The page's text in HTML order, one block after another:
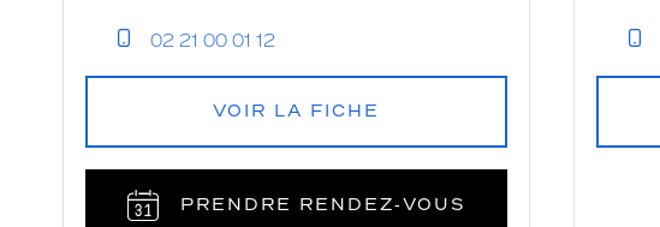
02 21 00 01 12
VOIR LA FICHE
PRENDRE RENDEZ‑VOUS